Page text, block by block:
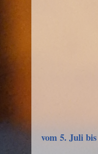
vom 5. Juli